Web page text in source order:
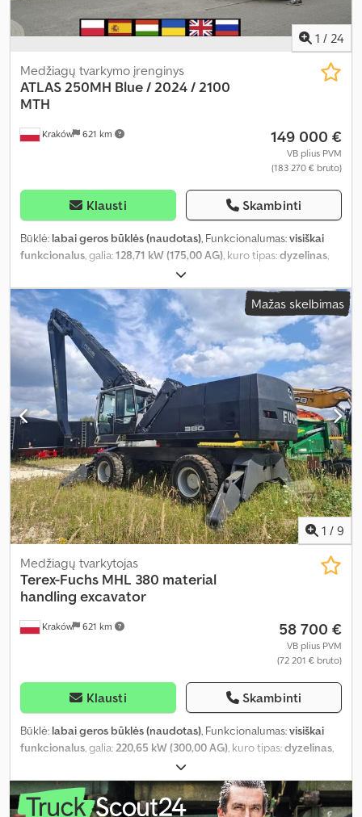
1 / 24
Kraków 621 km
Medžiagų tvarkymo įrenginys
ATLAS250MH Blue / 2024 / 2100
MTH
149 000 €
VB plius PVM
(183 270 € bruto)
Klausti Skambinti
Būklė: labai geros būklės (naudotas), Funkcionalumas:visiškai
funkcionalus , galia:128,71 kW (175,00 AG) , kuro tipas:dyzelinas
, ašių konfigūracija:
2024, veikimo valandos:2 100 h, Įranga:kabina, oro
kondicionavimas, Mažas skelbimas
1 / 9
Kraków 621 km
Medžiagų tvarkytojas
Terex-Fuchs MHL 380 material
handling excavator
58 700 €
VB plius PVM
(72 201 € bruto)
Klausti Skambinti
Būklė: labai geros būklės (naudotas), Funkcionalumas:visiškai
funkcionalus, galia:220,65 kW (300,00 AG), kuro tipas:dyzelinas,
63 000 kg
veikimo valandos:18 000 h, Įranga:hidraulika, kabina,